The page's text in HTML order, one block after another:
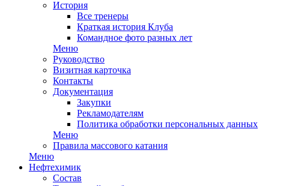
История
Все тренеры
Краткая история Клуба
Командное фото разных лет
Меню
Руководство
Визитная карточка
Контакты
Документация
Закупки
Рекламодателям
Политика обработки персональных данных
Меню
Правила массового катания
Меню
Нефтехимик
Состав